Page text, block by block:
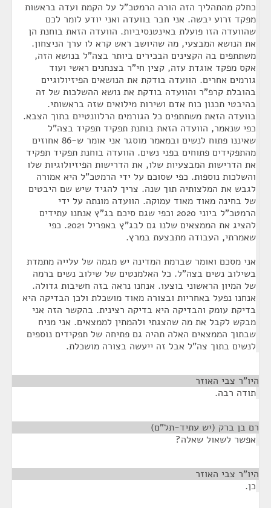
כחלק מהתהליך הזה הורה הרמטכ"ל על הקמת ועדה בראשות
מפקד זרוע יבשה. אני חבר בוועדה ואני יודע לומר לכם
שהוועדה הזו פועלת באינטנסיביות. הוועדה הזאת בוחנת הן
את הנושא המבצעי, מה שהיושב ראש קרא לו ערך הניצחון.
משתתפים בה הקצינים הבכירים ביותר בצה"ל בנושא הזה,
אקס מפקד אוגדת עזה, קצין חי"ר בצנחנים ראשי ועוד
גורמים אחרים. הוועדה בודקת את הנושאים הפיזיולוגיים
בהובלת קרפ"ר והוועדה בודקת את נושא ההשלכות של זה
בהיבטי תכנון כוח אדם ושירות מילואים שזה בראשותי.
בוועדה הזאת משתתפים כל הגורמים הרלוונטיים בתוך הצבא.
כפי שנאמר, הוועדה הזאת בוחנת תפקיד תפקיד בצה"ל
שאיננו פתוח לנשים ובמאמר מוסגר אני אומר ש-86 אחוזים
מהתפקידים פתוחים בפני נשים. הוועדה בוחנת תפקיד תפקיד
את הדרישות המבצעיות שלו, את הדרישות הפיזיולוגיות שלו
והשלכות נוספות. כפי שסוכם על ידי הרמטכ"ל היא אמורה
לגבש את המלצותיה תוך שנה. צריך להגיד שיש שם היבטים
של בחינה מאוד מאוד עמוקה. הוועדה מונתה על ידי
הרמטכ"ל ביוני 2020 וכפי שגם סיכם בג"ץ אנחנו עתידים
להציג את הממצאים שלנו גם לבג"ץ באפריל 2021. כפי
שאמרתי, העבודה מתבצעת במרץ.
אני מסכם ואומר שברמת המדינה יש מגמה של עלייה מתמדת
בשילוב נשים בצה"ל. כל האלמנטים של שילוב נשים ברמה
של המיון הראשוני בוצעו. אנחנו נראה בזה חשיבות גדולה.
אנחנו נפעל באחריות ובצורה מאוד מושכלת ולכן הבדיקה היא
בדיקת עומק והבדיקה היא בדיקה רצינית. בהקשר הזה אני
מבקש לקבל את מה שהצגתי ולהמתין לממצאים. אני מניח
שבתוך הממצאים האלה תהיה גם פתיחה של תפקידים נוספים
לנשים בתוך צה"ל אבל זה ייעשה בצורה מושכלת.
היו"ר צבי האוזר
תודה רבה.
רם בן ברק (יש עתיד-תל"ם)
אפשר לשאול שאלה?
היו"ר צבי האוזר
כן.